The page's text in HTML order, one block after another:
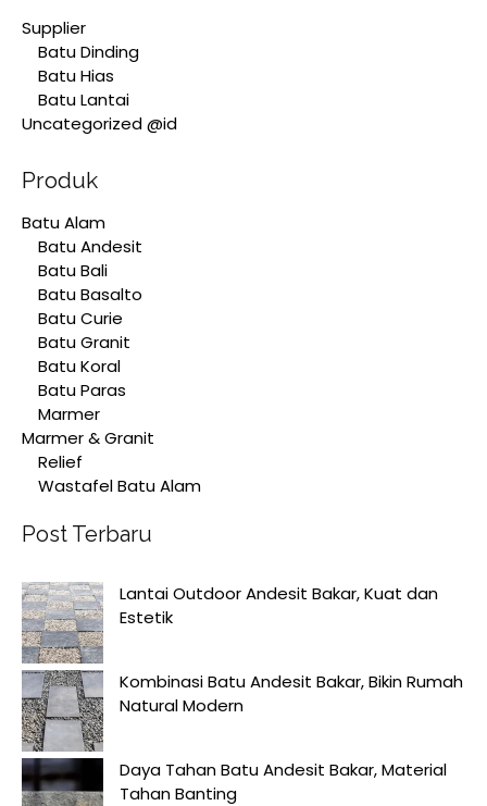
Supplier
Batu Dinding
Batu Hias
Batu Lantai
Uncategorized @id
Produk
Batu Alam
Batu Andesit
Batu Bali
Batu Basalto
Batu Curie
Batu Granit
Batu Koral
Batu Paras
Marmer
Marmer & Granit
Relief
Wastafel Batu Alam
Post Terbaru
Lantai Outdoor Andesit Bakar, Kuat dan
Estetik
Kombinasi Batu Andesit Bakar, Bikin Rumah
Natural Modern
Daya Tahan Batu Andesit Bakar, Material
Tahan Banting